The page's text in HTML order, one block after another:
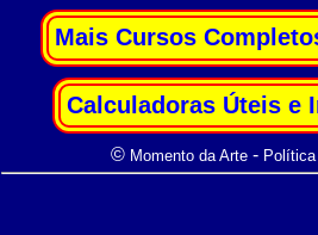
© Momento da Arte-